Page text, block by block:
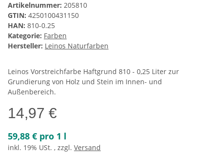
Artikelnummer: 205810
GTIN: 4250100431150
HAN: 810-0.25
Kategorie: Farben
Hersteller: Leinos Naturfarben
Leinos Vorstreichfarbe Haftgrund 810 - 0,25 Liter zur
Grundierung von Holz und Stein im Innen- und
Außenbereich.
14,97 €
59,88 € pro 1 l
inkl. 19% USt. , zzgl. Versand